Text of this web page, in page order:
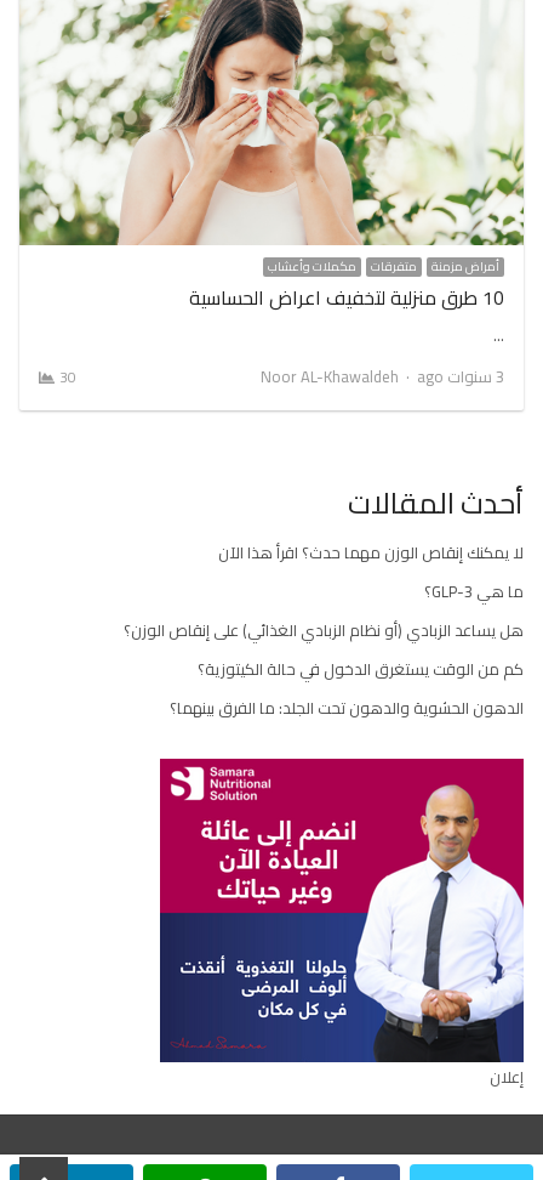
أمراض مزمنة متفرقات مكملات وأعشاب
10 طرق منزلية لتخفيف اعراض الحساسية
…
3 سنوات ago
Author
Noor AL-Khawaldeh
30
أحدث المقالات
لا يمكنك إنقاص الوزن مهما حدث؟ اقرأ هذا الآن
ما هي GLP-3؟
هل يساعد الزبادي (أو نظام الزبادي الغذائي) على إنقاص الوزن؟
كم من الوقت يستغرق الدخول في حالة الكيتوزية؟
الدهون الحشوية والدهون تحت الجلد: ما الفرق بينهما؟
إعلان
scroll